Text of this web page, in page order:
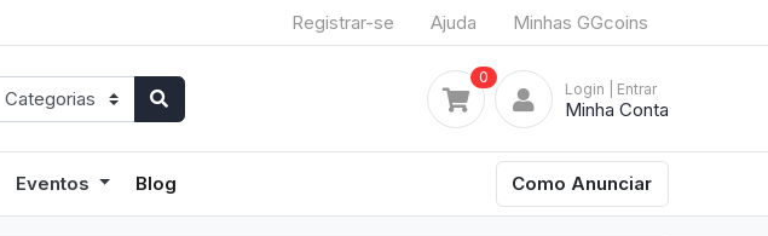
Registrar-se Ajuda Minhas GGcoins
0
Login | Entrar
Minha Conta
Eventos Blog Como Anunciar